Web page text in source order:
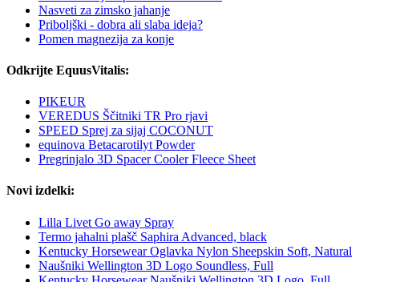
Nasveti za zimsko jahanje
Priboljški - dobra ali slaba ideja?
Pomen magnezija za konje
Odkrijte EquusVitalis:
PIKEUR
VEREDUS Ščitniki TR Pro rjavi
SPEED Sprej za sijaj COCONUT
equinova Betacarotilyt Powder
Pregrinjalo 3D Spacer Cooler Fleece Sheet
Novi izdelki:
Lilla Livet Go away Spray
Termo jahalni plašč Saphira Advanced, black
Kentucky Horsewear Oglavka Nylon Sheepskin Soft, Natural
Naušniki Wellington 3D Logo Soundless, Full